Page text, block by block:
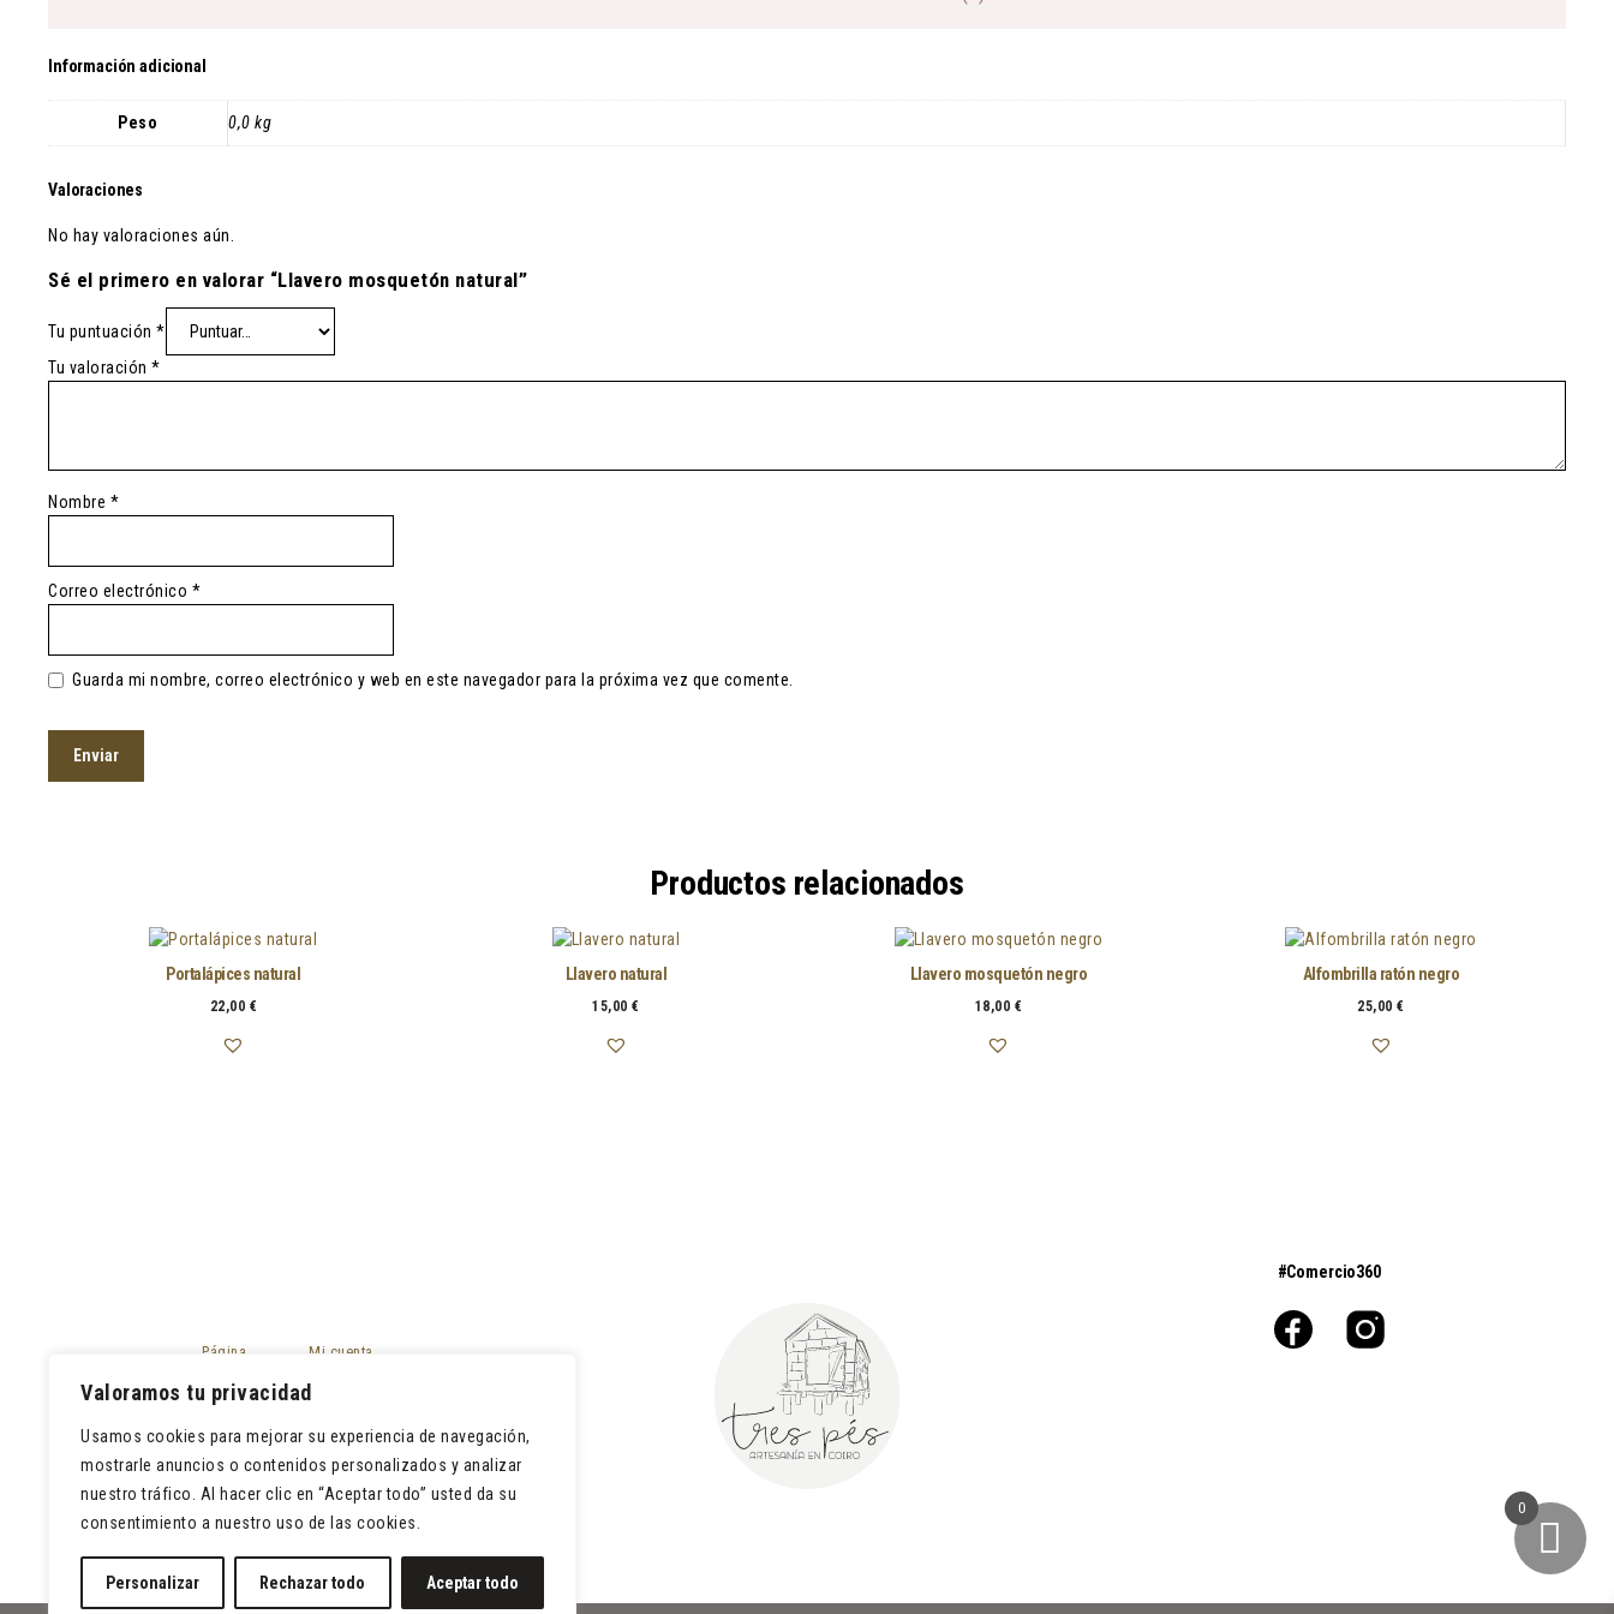
Valoramos tu privacidad
Usamos cookies para mejorar su experiencia de navegación,
mostrarle anuncios o contenidos personalizados y analizar
nuestro tráfico. Al hacer clic en “Aceptar todo” usted da su
consentimiento a nuestro uso de las cookies.
Personalizar Rechazar todo Aceptar todo
Información adicional
Peso 0,0 kg
Valoraciones
No hay valoraciones aún.
Sé el primero en valorar “Llavero mosquetón natural”
Tu puntuación *
Tu valoración *
Nombre *
Correo electrónico *
Guarda mi nombre, correo electrónico y web en este navegador para la próxima vez que comente.
Productos relacionados
Portalápices natural
22,00 €
Llavero natural
15,00 €
Llavero mosquetón negro
18,00 €
Alfombrilla ratón negro
25,00 €
Página
Tienda
Contacto
Mi cuenta
Mis pedidos
Lista de deseos
#Comercio360
0